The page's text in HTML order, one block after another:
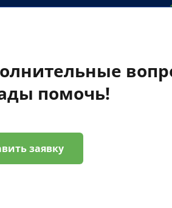
помочь!
заявку